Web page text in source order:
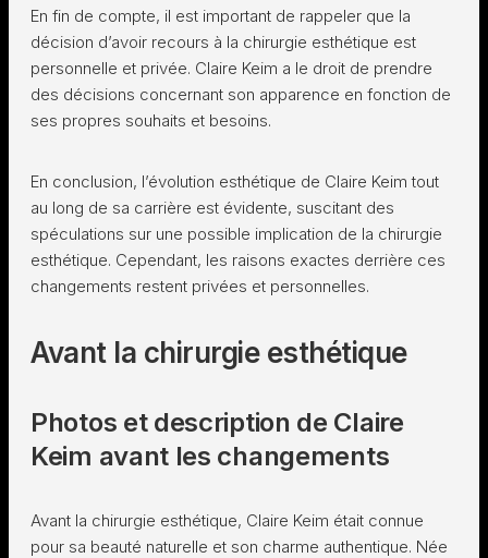
En fin de compte, il est important de rappeler que la
décision d’avoir recours à la chirurgie esthétique est
personnelle et privée. Claire Keim a le droit de prendre
des décisions concernant son apparence en fonction de
ses propres souhaits et besoins.
En conclusion, l’évolution esthétique de Claire Keim tout
au long de sa carrière est évidente, suscitant des
spéculations sur une possible implication de la chirurgie
esthétique. Cependant, les raisons exactes derrière ces
changements restent privées et personnelles.
Avant la chirurgie esthétique
Photos et description de Claire
Keim avant les changements
Avant la chirurgie esthétique, Claire Keim était connue
pour sa beauté naturelle et son charme authentique. Née